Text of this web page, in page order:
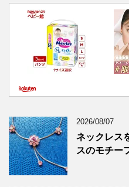
2026/08/07
ネックレス
スのモチー